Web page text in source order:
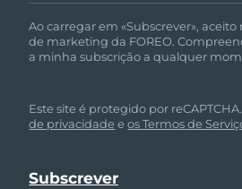
Ao carregar em «Subscrever»,
de marketing da FOREO.
a minha subscrição a qualquer
Este site é protegido por
de privacidade eos Termos de